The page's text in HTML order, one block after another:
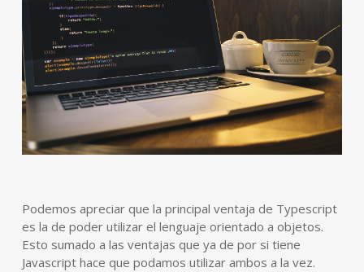
Podemos apreciar que la principal ventaja de Typescript
es la de poder utilizar el lenguaje orientado a objetos.
Esto sumado a las ventajas que ya de por si tiene
Javascript hace que podamos utilizar ambos a la vez.